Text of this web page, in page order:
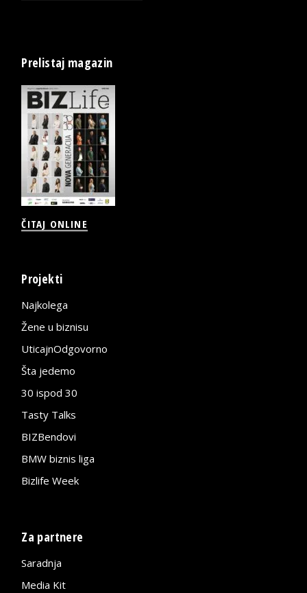
Prelistaj magazin
ČITAJ ONLINE
Projekti
Najkolega
Žene u biznisu
UticajnOdgovorno
Šta jedemo
30 ispod 30
Tasty Talks
BIZBendovi
BMW biznis liga
Bizlife Week
Za partnere
Saradnja
Media Kit